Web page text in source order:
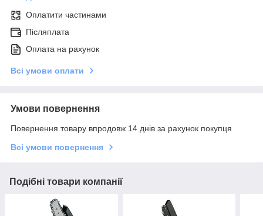
Оплатити частинами
Післяплата
Оплата на рахунок
Всі умови оплати
Умови повернення
Повернення товару впродовж 14 днів за рахунок покупця
Всі умови повернення
Подібні товари компанії